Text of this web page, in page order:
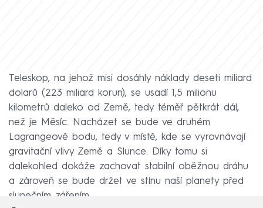
Teleskop, na jehož misi dosáhly náklady deseti miliard
dolarů (223 miliard korun), se usadí 1,5 milionu
kilometrů daleko od Země, tedy téměř pětkrát dál,
než je Měsíc. Nacházet se bude ve druhém
Lagrangeově bodu, tedy v místě, kde se vyrovnávají
gravitační vlivy Země a Slunce. Díky tomu si
dalekohled dokáže zachovat stabilní oběžnou dráhu
a zároveň se bude držet ve stínu naší planety před
slunečním zářením.